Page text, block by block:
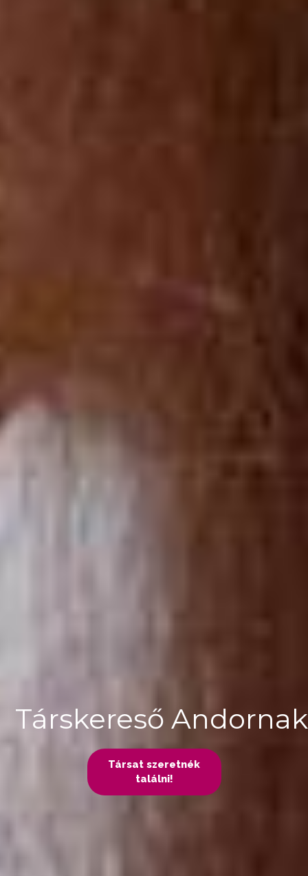
Társat szeretnék
találni!
Társkereső